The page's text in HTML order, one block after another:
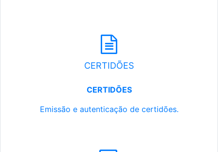
CERTIDÕES
CERTIDÕES
Emissão e autenticação de certidões.